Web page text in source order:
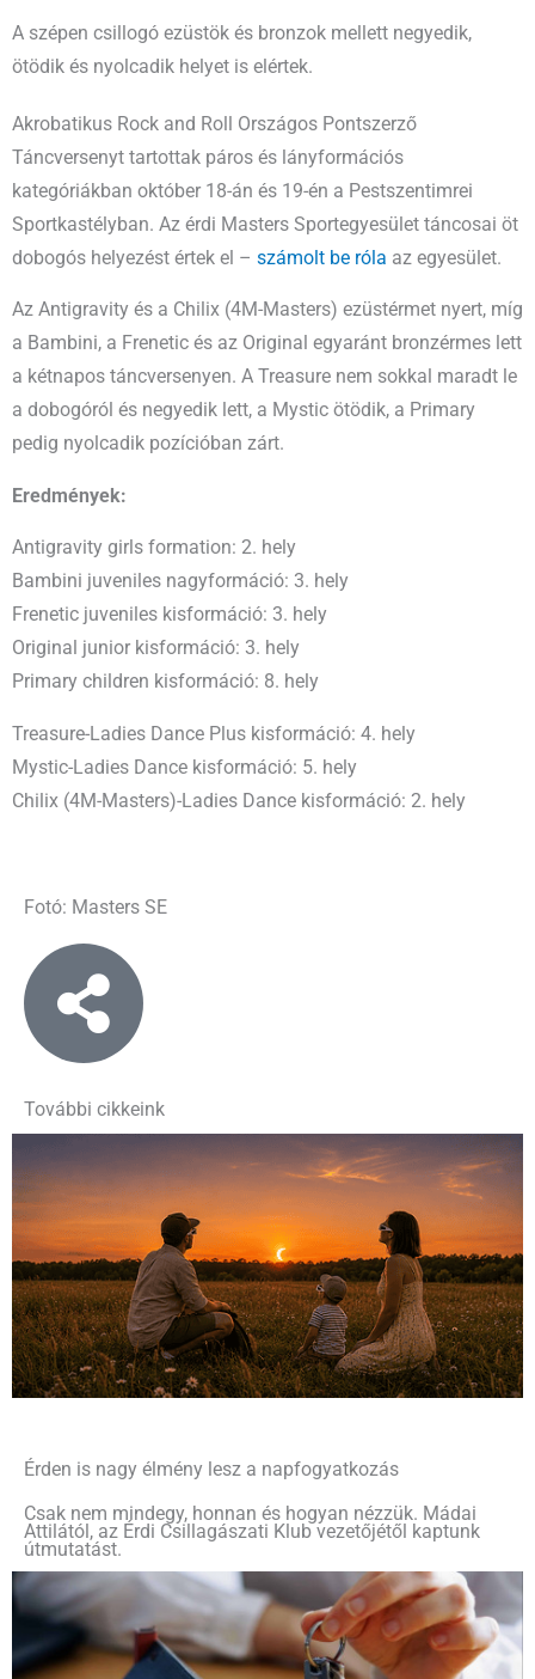
A szépen csillogó ezüstök és bronzok mellett negyedik,
ötödik és nyolcadik helyet is elértek.
Akrobatikus Rock and Roll Országos Pontszerző
Táncversenyt tartottak páros és lányformációs
kategóriákban október 18-án és 19-én a Pestszentimrei
Sportkastélyban. Az érdi Masters Sportegyesület táncosai öt
dobogós helyezést értek el – számolt be róla az egyesület.
Az Antigravity és a Chilix (4M-Masters) ezüstérmet nyert, míg
a Bambini, a Frenetic és az Original egyaránt bronzérmes lett
a kétnapos táncversenyen. A Treasure nem sokkal maradt le
a dobogóról és negyedik lett, a Mystic ötödik, a Primary
pedig nyolcadik pozícióban zárt.
Eredmények:
Antigravity girls formation: 2. hely
Bambini juveniles nagyformáció: 3. hely
Frenetic juveniles kisformáció: 3. hely
Original junior kisformáció: 3. hely
Primary children kisformáció: 8. hely
Treasure-Ladies Dance Plus kisformáció: 4. hely
Mystic-Ladies Dance kisformáció: 5. hely
Chilix (4M-Masters)-Ladies Dance kisformáció: 2. hely
Fotó: Masters SE
További cikkeink
Érden is nagy élmény lesz a napfogyatkozás
Csak nem mindegy, honnan és hogyan nézzük. Mádai
Attilától, az Érdi Csillagászati Klub vezetőjétől kaptunk
útmutatást.